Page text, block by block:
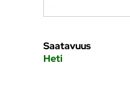
Saatavuus
Heti